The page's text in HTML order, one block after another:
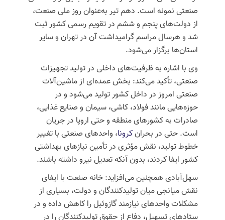
صنعتی نمونه است. دهم تیر به‌عنوان روز ملی صنعت،
از دولت‌های پنجم و ششم در تقویم رسمی کشور ثبت
شد و هرسال مراسم گرامیداشت آن در تهران و سایر
استان‌ها برگزار می‌شود.
وی با اشاره به ظرفیت‌های داخلی در تولید تجهیزات
صنعتی، تأکید می‌کند: بخش عمده‌ای از ماشین‌آلات
صنعتی امروز در داخل کشور تولید می‌شود و در
حوزه‌هایی مانند فولاد، کاشی، سیمان و صنایع غذایی،
صادرات به کشورهای منطقه و حتی اروپا در جریان
است. حتی در بحرانکرونا، واحدهای صنعتی با تغییر
خطوط تولید، نقش مؤثری در تأمین نیازهای بهداشتی
کشور ایفا کردند، بدون آنکه تعدیل نیرو داشته باشند.
سهل‌آبادی همچنین می‌افزاید: خانه صنعت با ایفای
نقش میانجی میان تولیدکنندگان و دولت، بسیاری از
مشکلات واحدهای نیازمند گازوئیل را کاهش داده و در
ستادهای تسهیل، دفاع از حقوق تولیدکنندگان را در